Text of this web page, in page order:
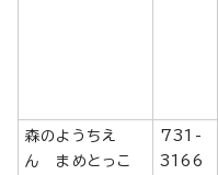
森のようちえ
ん まめとっこ
731-
3166